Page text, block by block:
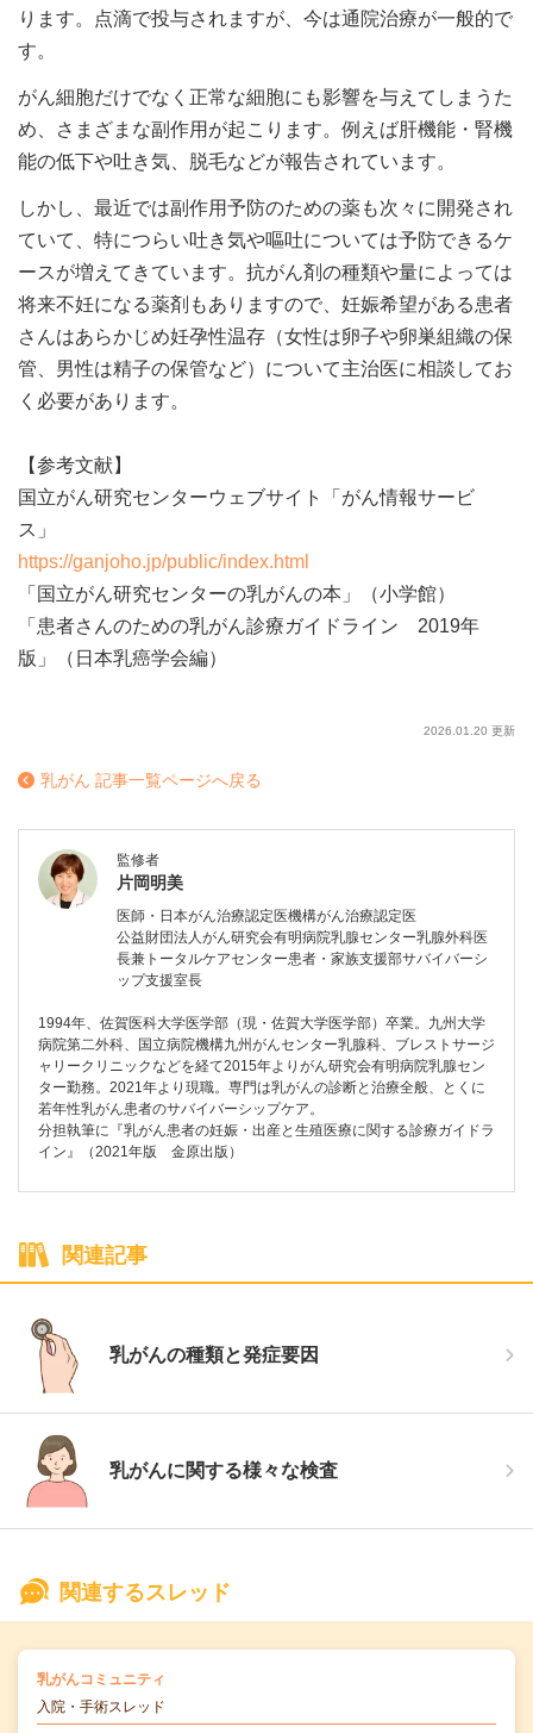
ります。点滴で投与されますが、今は通院治療が一般的で
す。
がん細胞だけでなく正常な細胞にも影響を与えてしまうた
め、さまざまな副作用が起こります。例えば肝機能・腎機
能の低下や吐き気、脱毛などが報告されています。
しかし、最近では副作用予防のための薬も次々に開発され
ていて、特につらい吐き気や嘔吐については予防できるケ
ースが増えてきています。抗がん剤の種類や量によっては
将来不妊になる薬剤もありますので、妊娠希望がある患者
さんはあらかじめ妊孕性温存（女性は卵子や卵巣組織の保
管、男性は精子の保管など）について主治医に相談してお
く必要があります。
【参考文献】
国立がん研究センターウェブサイト「がん情報サービ
ス」
https://ganjoho.jp/public/index.html
「国立がん研究センターの乳がんの本」（小学館）
「患者さんのための乳がん診療ガイドライン 2019年
版」（日本乳癌学会編）
2026.01.20 更新
乳がん 記事一覧ページへ戻る
監修者
片岡明美
医師・日本がん治療認定医機構がん治療認定医
公益財団法人がん研究会有明病院乳腺センター乳腺外科医
長兼トータルケアセンター患者・家族支援部サバイバーシ
ップ支援室長
1994年、佐賀医科大学医学部（現・佐賀大学医学部）卒業。九州大学
病院第二外科、国立病院機構九州がんセンター乳腺科、ブレストサージ
ャリークリニックなどを経て2015年よりがん研究会有明病院乳腺セン
ター勤務。2021年より現職。専門は乳がんの診断と治療全般、とくに
若年性乳がん患者のサバイバーシップケア。
分担執筆に『乳がん患者の妊娠・出産と生殖医療に関する診療ガイドラ
関連記事
乳がんの種類と発症要因
乳がんに関する様々な検査
関連するスレッド
乳がんコミュニティ
入院・手術スレッド